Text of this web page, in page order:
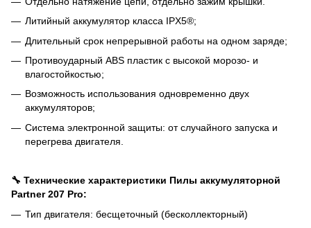
Литийный аккумулятор класса IPX5®;
Длительный срок непрерывной работы на одном заряде;
Противоударный ABS пластик с высокой морозо- и
влагостойкостью;
Возможность использования одновременно двух
аккумуляторов;
Система электронной защиты: от случайного запуска и
перегрева двигателя.
🔧 Технические характеристики Пилы аккумуляторной
Partner 207 Pro:
Тип двигателя: бесщеточный (бесколлекторный)